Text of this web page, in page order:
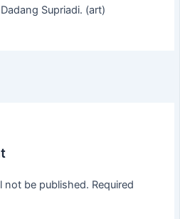
Supriadi. (art)
not be published. Required